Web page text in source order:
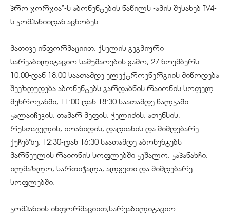
პრო ჯორჯია“-ს აბონენტების ნაწილს -ამის შესახებ TV4-
ს კომპანიიდან აცნობეს.
მათივე ინფორმაციით, ქსელის გეგმიური
სარეაბილიტაციო სამუშაოების გამო, 27 ნოემბერს
10:00-დან 18:00 საათამდე ელექტროენერგიის მიწოდება
შეეზღუდება აბონენტებს გარდაბნის რაიონის სოფელ
მუხროვანში, 11:00-დან 18:30 საათამდე წალკაში
კალაიჩევის, თამარ მეფის, ჭელიძის, ათენსის,
რუსთაველის, იოანიდის, დადიანის და მიმდებარე
ქუჩებზე, 12:30-დან 16:30 საათამდე აბონენტებს
მარნეულის რაიონის სოფლებში კეშალო, კაპანახჩი,
ილმაზლო, სართიჭალა, ალგეთი და მიმდებარე
სოფლებში.
კომპანიის ინფორმაციით,სარეაბილიტაციო